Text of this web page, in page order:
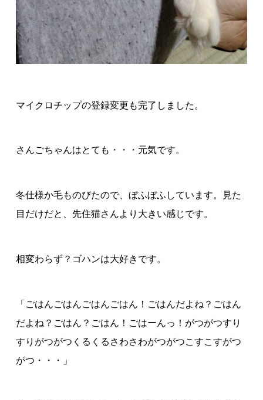
マイクロチップの登録変更も完了しました。
さんごちゃんはとても・・・元気です。
冬仕様か毛ものびたので、ぼふぼふしています。見た
目だけだと、先住猫さんより大きい感じです。
相変わらず？ゴハンは大好きです。
「ごはんごはんごはんごはん！ごはんだよね？ごはん
だよね？ごはん？ごはん！ごはーんっ！がつがつすり
すりがつがつくるくるさわさわがつがつこすこすがつ
がつ・・・」